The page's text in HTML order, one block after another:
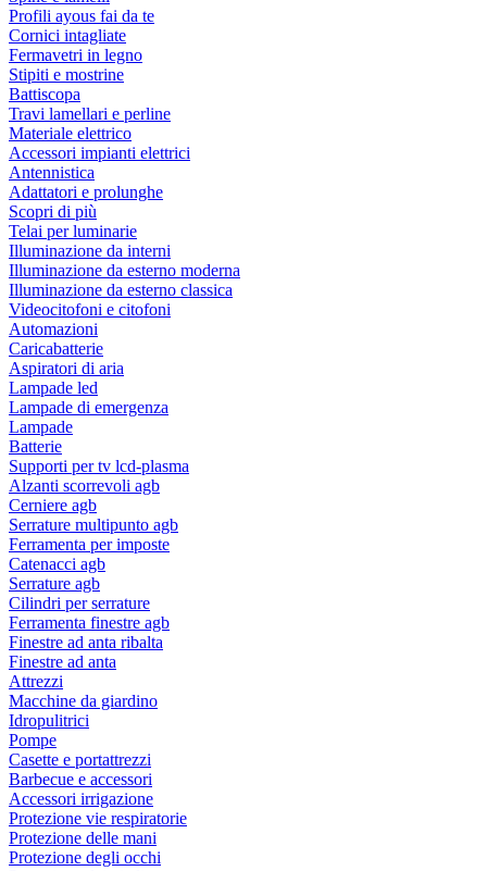
Profili ayous fai da te
Cornici intagliate
Fermavetri in legno
Stipiti e mostrine
Battiscopa
Travi lamellari e perline
Materiale elettrico
Accessori impianti elettrici
Antennistica
Adattatori e prolunghe
Scopri di più
Telai per luminarie
Illuminazione da interni
Illuminazione da esterno moderna
Illuminazione da esterno classica
Videocitofoni e citofoni
Automazioni
Caricabatterie
Aspiratori di aria
Lampade led
Lampade di emergenza
Lampade
Batterie
Supporti per tv lcd-plasma
Alzanti scorrevoli agb
Cerniere agb
Serrature multipunto agb
Ferramenta per imposte
Catenacci agb
Serrature agb
Cilindri per serrature
Ferramenta finestre agb
Finestre ad anta ribalta
Finestre ad anta
Attrezzi
Macchine da giardino
Idropulitrici
Pompe
Casette e portattrezzi
Barbecue e accessori
Accessori irrigazione
Protezione vie respiratorie
Protezione delle mani
Protezione degli occhi